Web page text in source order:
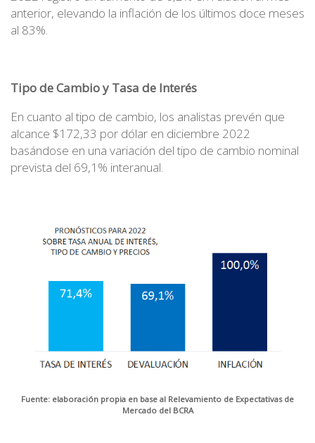
anterior, elevando la inflación de los últimos doce meses
al 83%.
Tipo de Cambio y Tasa de Interés
En cuanto al tipo de cambio, los analistas prevén que
alcance $172,33 por dólar en diciembre 2022
basándose en una variación del tipo de cambio nominal
prevista del 69,1% interanual.
Fuente: elaboración propia en base al Relevamiento de Expectativas de
Mercado del BCRA